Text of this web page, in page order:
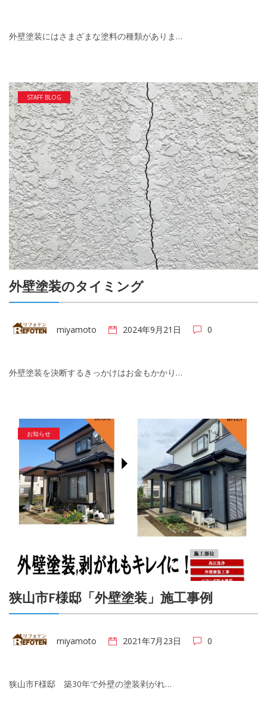
外壁塗装にはさまざまな塗料の種類がありま…
STAFF BLOG
外壁塗装のタイミング
miyamoto 2024年9月21日 0
外壁塗装を決断するきっかけはお金もかかり…
お知らせ
狭山市F様邸「外壁塗装」施工事例
miyamoto 2021年7月23日 0
狭山市F様邸 築30年で外壁の塗装剥がれ…